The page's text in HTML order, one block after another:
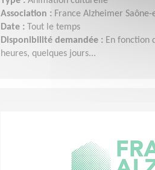
Association : France Alzheimer
Date :
Tout le temps
Disponibilité demandée : En fonction
heures, quelques jours...